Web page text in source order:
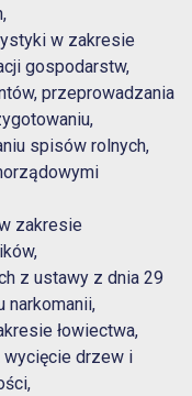
w zakresie
gospodarstw,
przeprowadzania
spisów rolnych,
zakresie
z ustawy z dnia 29
narkomanii,
łowiectwa,
drzew i